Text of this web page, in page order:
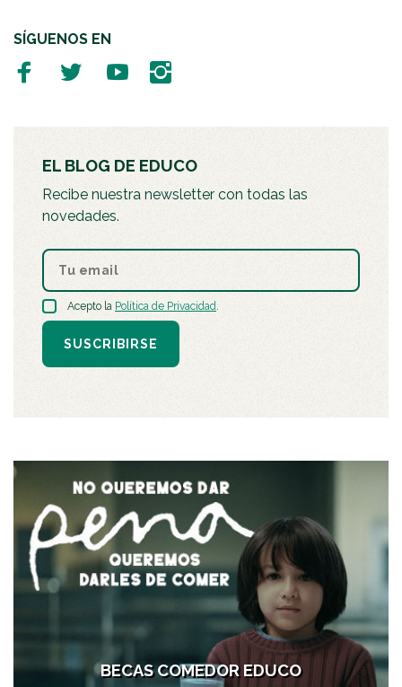
SÍGUENOS EN
EL BLOG DE EDUCO
Recibe nuestra newsletter con todas las
novedades.
Acepto la Política de Privacidad.
SUSCRIBIRSE
BECAS COMEDOR EDUCO